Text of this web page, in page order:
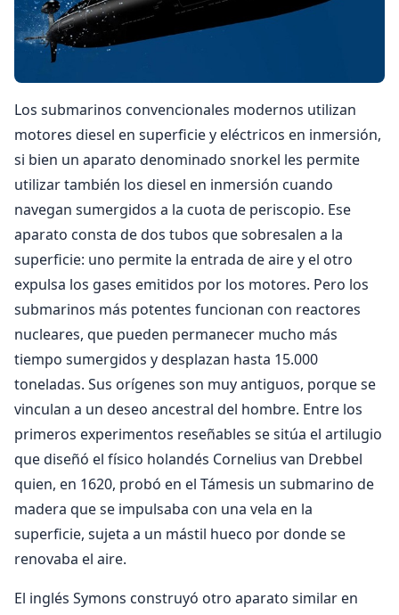
Los submarinos convencionales modernos utilizan
motores diesel en superficie y eléctricos en inmersión,
si bien un aparato denominado snorkel les permite
utilizar también los diesel en inmersión cuando
navegan sumergidos a la cuota de periscopio. Ese
aparato consta de dos tubos que sobresalen a la
superficie: uno permite la entrada de aire y el otro
expulsa los gases emitidos por los motores. Pero los
submarinos más potentes funcionan con reactores
nucleares, que pueden permanecer mucho más
tiempo sumergidos y desplazan hasta 15.000
toneladas. Sus orígenes son muy antiguos, porque se
vinculan a un deseo ancestral del hombre. Entre los
primeros experimentos reseñables se sitúa el artilugio
que diseñó el físico holandés Cornelius van Drebbel
quien, en 1620, probó en el Támesis un submarino de
madera que se impulsaba con una vela en la
superficie, sujeta a un mástil hueco por donde se
renovaba el aire.
El inglés Symons construyó otro aparato similar en